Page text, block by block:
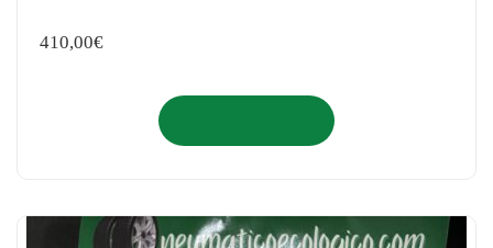
410,00€